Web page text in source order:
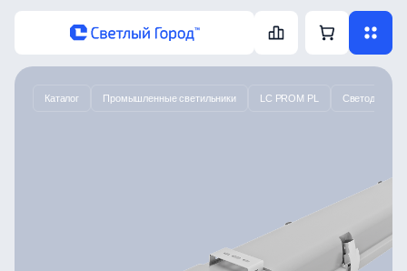
Каталог Промышленные светильники LC PROM PL